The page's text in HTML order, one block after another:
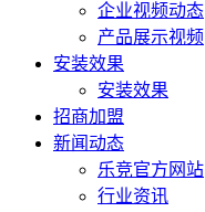
企业视频动态
产品展示视频
安装效果
安装效果
招商加盟
新闻动态
乐竞官方网站
行业资讯